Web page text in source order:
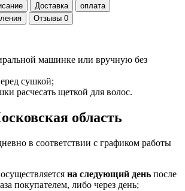
Доставка
оплата
Отзывы 0
машинке или вручную без
сушкой;
расчесать щеткой для волос.
область
в соответствии с графиком работы
на следующий день после
покупателем, либо через день;